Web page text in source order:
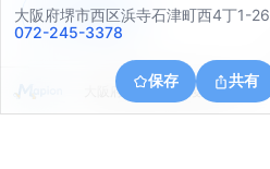
大阪府堺市西区浜寺石津町西4丁1-26
072-245-3378
保存 共有
大阪府堺市堺区向陵中町５丁５
アプリで見る